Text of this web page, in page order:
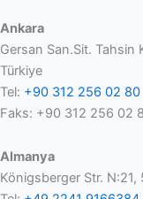
Ankara
Gersan San.Sit. Tahsin
Türkiye
Tel: +90 312 256 02 80
Faks: +90 312 256 02
Almanya
Königsberger Str.